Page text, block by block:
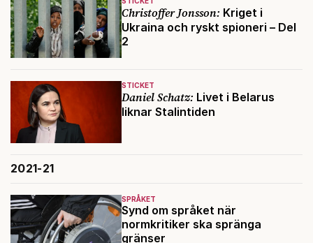
Christoffer Jonsson: Kriget i
Ukraina och ryskt spioneri – Del
2
STICKET
Daniel Schatz: Livet i Belarus
liknar Stalintiden
2021-21
SPRÅKET
Synd om språket när
normkritiker ska spränga
gränser